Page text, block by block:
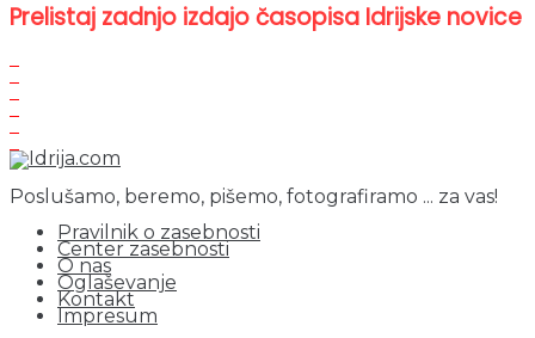
Prelistaj zadnjo izdajo časopisa Idrijske novice
Poslušamo, beremo, pišemo, fotografiramo ... za vas!
Pravilnik o zasebnosti
Center zasebnosti
O nas
Oglaševanje
Kontakt
Impresum